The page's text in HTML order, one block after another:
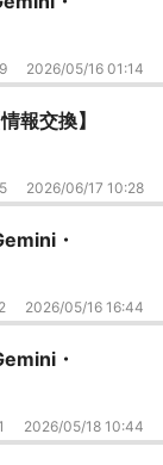
2026/05/16 01:14
報交換】
2026/06/17 10:28
・
2026/05/16 16:44
・
2026/05/18 10:44